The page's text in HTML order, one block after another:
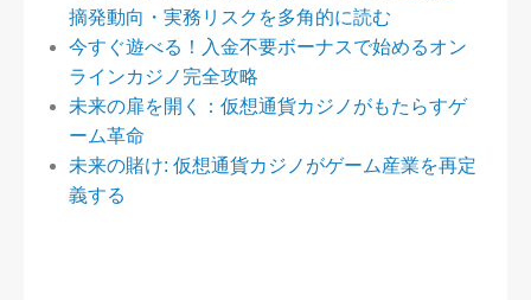
摘発動向・実務リスクを多角的に読む
今すぐ遊べる！入金不要ボーナスで始めるオン
ラインカジノ完全攻略
未来の扉を開く：仮想通貨カジノがもたらすゲ
ーム革命
未来の賭け: 仮想通貨カジノがゲーム産業を再定
義する